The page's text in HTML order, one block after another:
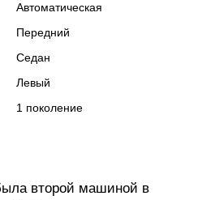
Автоматическая
Передний
Седан
Левый
1 поколение
5
второй машиной в